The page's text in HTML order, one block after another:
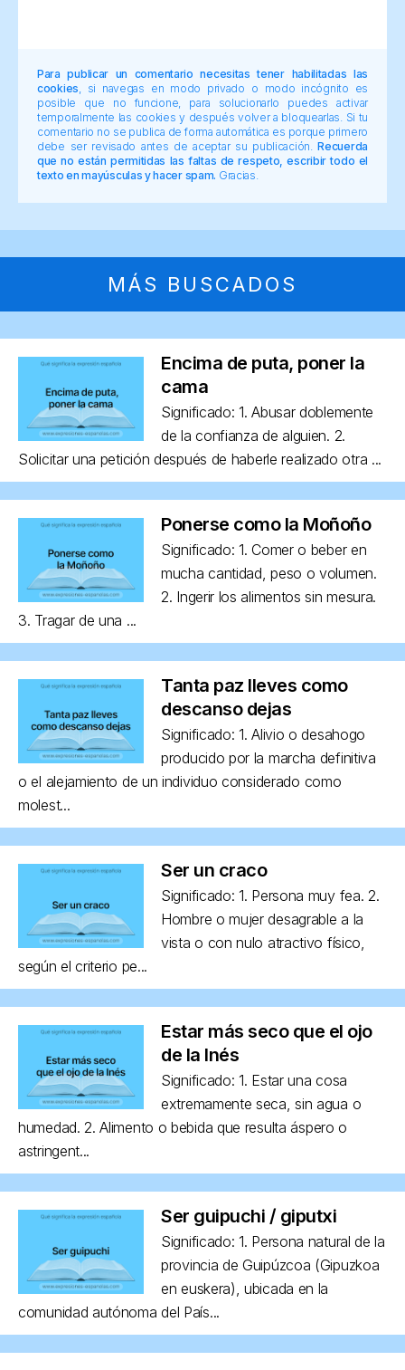
Para publicar un comentario necesitas tener habilitadas las
cookies , si navegas en modo privado o modo incógnito es
posible que no funcione, para solucionarlo puedes activar
temporalmente las cookies y después volver a bloquearlas. Si tu
comentario no se publica de forma automática es porque primero
debe ser revisado antes de aceptar su publicación.Recuerda
que no están permitidas las faltas de respeto, escribir todo el
texto en mayúsculas y hacer spam. Gracias.
MÁS BUSCADOS
Encima de puta, poner la
cama
Significado: 1. Abusar doblemente
de la confianza de alguien. 2.
Solicitar una petición después de haberle realizado otra ...
Ponerse como la Moñoño
Significado: 1. Comer o beber en
mucha cantidad, peso o volumen.
2. Ingerir los alimentos sin mesura.
3. Tragar de una ...
Tanta paz lleves como
descanso dejas
Significado: 1. Alivio o desahogo
producido por la marcha definitiva
o el alejamiento de un individuo considerado como
molest...
Ser un craco
Significado: 1. Persona muy fea. 2.
Hombre o mujer desagrable a la
vista o con nulo atractivo físico,
según el criterio pe...
Estar más seco que el ojo
de la Inés
Significado: 1. Estar una cosa
extremamente seca, sin agua o
humedad. 2. Alimento o bebida que resulta áspero o
astringent...
Ser guipuchi / giputxi
Significado: 1. Persona natural de la
provincia de Guipúzcoa (Gipuzkoa
en euskera), ubicada en la
comunidad autónoma del País...